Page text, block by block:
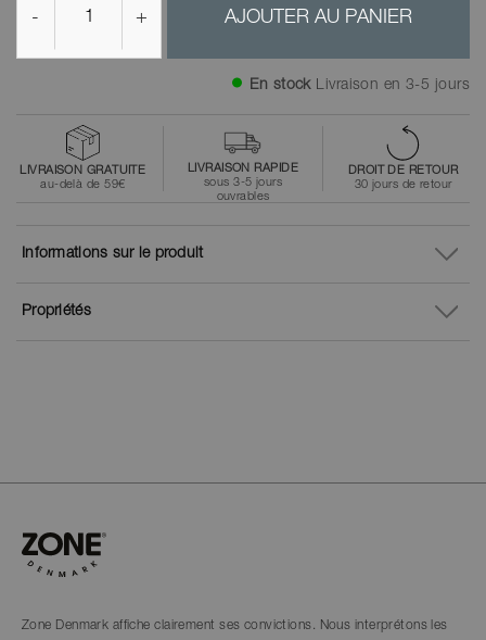
- + AJOUTER AU PANIER
En stock Livraison en 3-5 jours
LIVRAISON GRATUITE
au-delà de 59€
LIVRAISON RAPIDE
sous 3-5 jours
ouvrables
DROIT DE RETOUR
30 jours de retour
Propriétés
Informations sur le produit
Zone Denmark affiche clairement ses convictions. Nous interprétons les